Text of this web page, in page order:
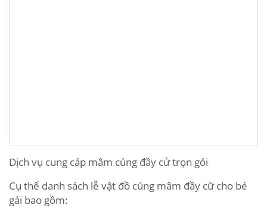
Dịch vụ cung cáp mâm cúng đầy cử trọn gói
Cụ thể danh sách lễ vật đồ cúng mâm đầy cữ cho bé
gái bao gồm: